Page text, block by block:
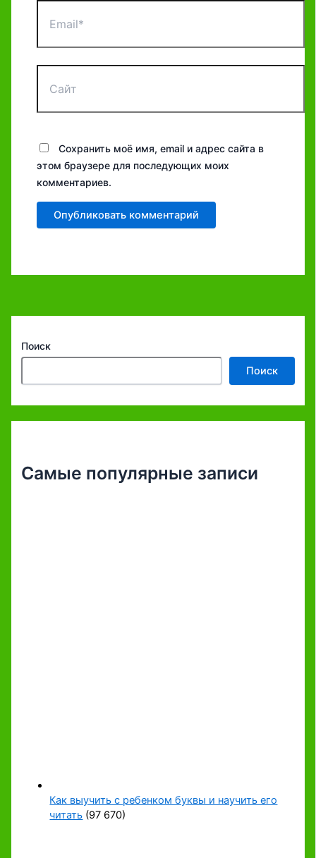
Сохранить моё имя, email и адрес сайта в
этом браузере для последующих моих
комментариев.
Поиск
Поиск
Самые популярные записи
Как выучить с ребенком буквы и научить его
читать (97 670)